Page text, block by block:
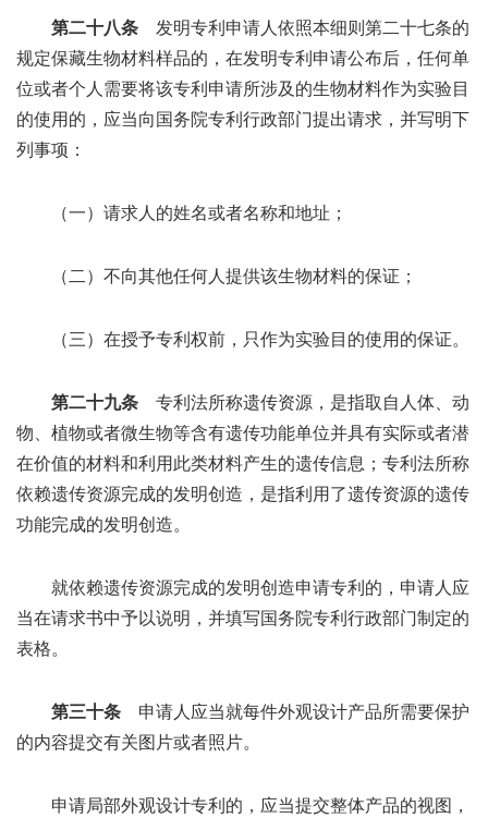
第二十八条 发明专利申请人依照本细则第二十七条的
规定保藏生物材料样品的，在发明专利申请公布后，任何单
位或者个人需要将该专利申请所涉及的生物材料作为实验目
的使用的，应当向国务院专利行政部门提出请求，并写明下
列事项：
（一）请求人的姓名或者名称和地址；
（二）不向其他任何人提供该生物材料的保证；
（三）在授予专利权前，只作为实验目的使用的保证。
第二十九条 专利法所称遗传资源，是指取自人体、动
物、植物或者微生物等含有遗传功能单位并具有实际或者潜
在价值的材料和利用此类材料产生的遗传信息；专利法所称
依赖遗传资源完成的发明创造，是指利用了遗传资源的遗传
功能完成的发明创造。
就依赖遗传资源完成的发明创造申请专利的，申请人应
当在请求书中予以说明，并填写国务院专利行政部门制定的
表格。
第三十条 申请人应当就每件外观设计产品所需要保护
的内容提交有关图片或者照片。
申请局部外观设计专利的，应当提交整体产品的视图，